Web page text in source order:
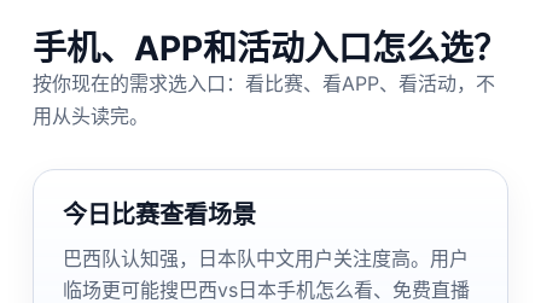
手机、APP和活动入口怎么选？
按你现在的需求选入口：看比赛、看APP、看活动，不
用从头读完。
今日比赛查看场景
巴西队认知强，日本队中文用户关注度高。用户
临场更可能搜巴西vs日本手机怎么看、免费直播